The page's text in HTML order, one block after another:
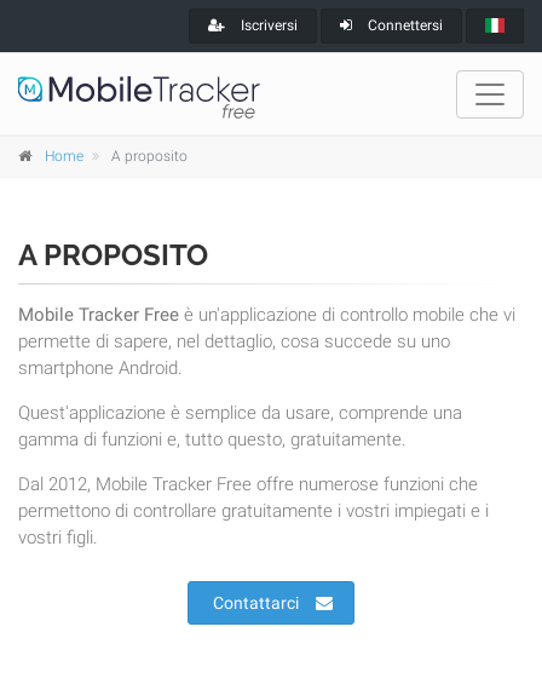
Iscriversi Connettersi
Home A proposito
A PROPOSITO
Mobile Tracker Free è un'applicazione di controllo mobile che vi
permette di sapere, nel dettaglio, cosa succede su uno
smartphone Android.
Quest'applicazione è semplice da usare, comprende una
gamma di funzioni e, tutto questo, gratuitamente.
Dal 2012, Mobile Tracker Free offre numerose funzioni che
permettono di controllare gratuitamente i vostri impiegati e i
vostri figli.
Contattarci